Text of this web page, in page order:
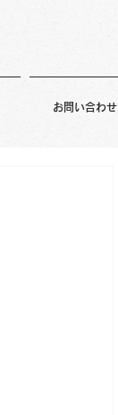
お問い合わせ